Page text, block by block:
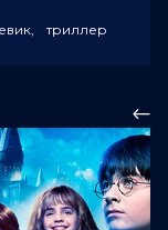
триллер